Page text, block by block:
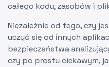
całego kodu, zasobów i
Niezależnie od tego, czy
uczyć się od innych
bezpieczeństwa
czy po prostu ciekawym,